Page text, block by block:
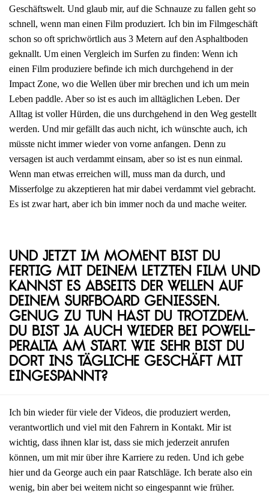
Geschäftswelt. Und glaub mir, auf die Schnauze zu fallen geht so
schnell, wenn man einen Film produziert. Ich bin im Filmgeschäft
schon so oft sprichwörtlich aus 3 Metern auf den Asphaltboden
geknallt. Um einen Vergleich im Surfen zu finden: Wenn ich
einen Film produziere befinde ich mich durchgehend in der
Impact Zone, wo die Wellen über mir brechen und ich um mein
Leben paddle. Aber so ist es auch im alltäglichen Leben. Der
Alltag ist voller Hürden, die uns durchgehend in den Weg gestellt
werden. Und mir gefällt das auch nicht, ich wünschte auch, ich
müsste nicht immer wieder von vorne anfangen. Denn zu
versagen ist auch verdammt einsam, aber so ist es nun einmal.
Wenn man etwas erreichen will, muss man da durch, und
Misserfolge zu akzeptieren hat mir dabei verdammt viel gebracht.
Es ist zwar hart, aber ich bin immer noch da und mache weiter.
Und jetzt im Moment bist du
fertig mit deinem letzten Film und
kannst es abseits der Wellen auf
deinem Surfboard genießen.
Genug zu tun hast du trotzdem.
Du bist ja auch wieder bei Powell-
Peralta am Start. Wie sehr bist du
dort ins tägliche Geschäft mit
eingespannt?
Ich bin wieder für viele der Videos, die produziert werden,
verantwortlich und viel mit den Fahrern in Kontakt. Mir ist
wichtig, dass ihnen klar ist, dass sie mich jederzeit anrufen
können, um mit mir über ihre Karriere zu reden. Und ich gebe
hier und da George auch ein paar Ratschläge. Ich berate also ein
wenig, bin aber bei weitem nicht so eingespannt wie früher.